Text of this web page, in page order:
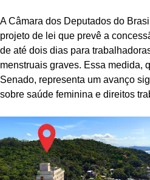
A Câmara dos Deputados do
projeto de lei que prevê a
de até dois dias para
menstruais graves. Essa medida,
Senado, representa um avanço
sobre saúde feminina e direitos